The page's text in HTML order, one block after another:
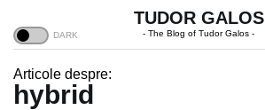
TUDOR GALOS
- The Blog of Tudor Galos -
Articole despre:
hybrid